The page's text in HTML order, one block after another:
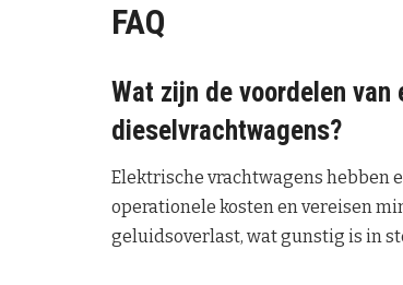
FAQ
Wat zijn de voordelen
dieselvrachtwagens?
Elektrische vrachtwagens hebben
operationele kosten en vereisen
geluidsoverlast, wat gunstig is in